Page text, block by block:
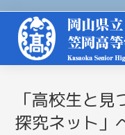
「高校生と
探究ネット」